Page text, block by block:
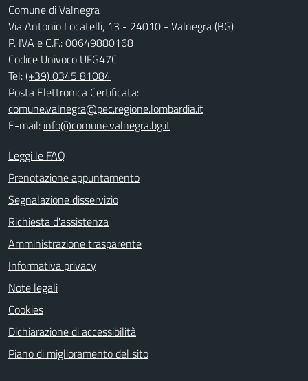
Comune di Valnegra
Via Antonio Locatelli, 13 - 24010 - Valnegra (BG)
P. IVA e C.F.: 00649880168
Codice Univoco UFG47C
Tel:(+39) 0345 81084
Posta Elettronica Certificata:
comune.valnegra@pec.regione.lombardia.it
E-mail: info@comune.valnegra.bg.it
Leggi le FAQ
Prenotazione appuntamento
Segnalazione disservizio
Richiesta d'assistenza
Amministrazione trasparente
Informativa privacy
Note legali
Cookies
Dichiarazione di accessibilità
Piano di miglioramento del sito